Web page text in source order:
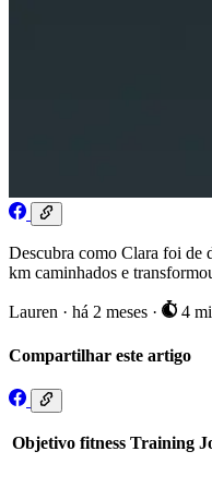
Descubra como Clara foi de
km caminhados e
Lauren · há 2 meses · 4
Compartilhar este artigo
Objetivo fitness Training